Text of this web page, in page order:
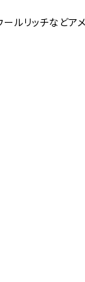
ルリッチなどア